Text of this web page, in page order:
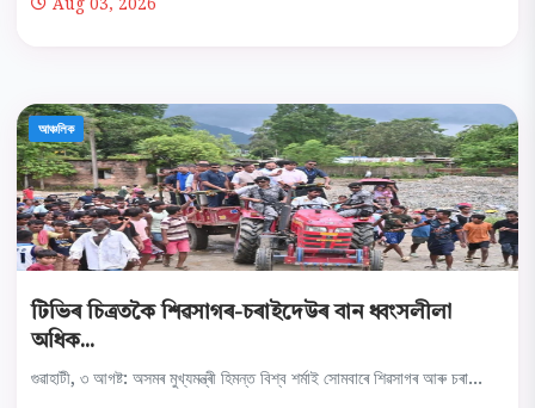
আঞ্চলিক
টিভিৰ চিত্ৰতকৈ শিৱসাগৰ-চৰাইদেউৰ বান ধ্বংসলীলা
অধিক...
গুৱাহাটী, ৩ আগষ্ট: অসমৰ মুখ্যমন্ত্ৰী হিমন্ত বিশ্ব শৰ্মাই সোমবাৰে শিৱসাগৰ আৰু চৰা...